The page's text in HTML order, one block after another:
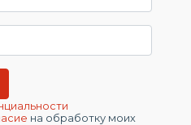
на обработку моих